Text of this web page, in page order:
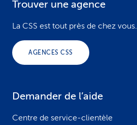
Trouver une agence
La CSS est tout près de chez vous.
AGENCES CSS
Demander de l’aide
Centre de service-clientèle